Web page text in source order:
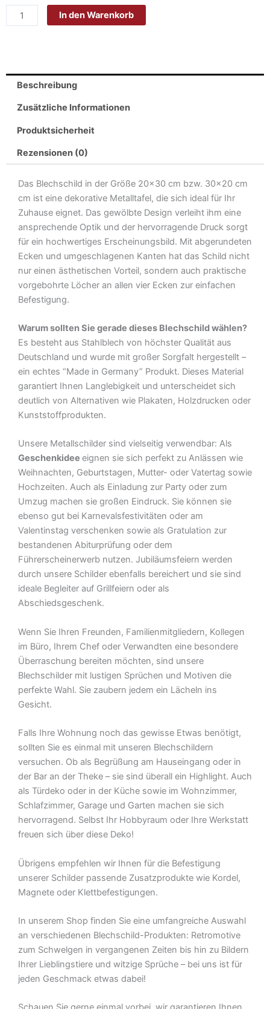
-
Spruch
Ossis
dich
vor
Strum
Menge
In den Warenkorb
Beschreibung
Zusätzliche Informationen
Produktsicherheit
Rezensionen (0)
Das Blechschild in der Größe 20×30 cm bzw. 30×20 cm
cm ist eine dekorative Metalltafel, die sich ideal für Ihr
Zuhause eignet. Das gewölbte Design verleiht ihm eine
ansprechende Optik und der hervorragende Druck sorgt
für ein hochwertiges Erscheinungsbild. Mit abgerundeten
Ecken und umgeschlagenen Kanten hat das Schild nicht
nur einen ästhetischen Vorteil, sondern auch praktische
vorgebohrte Löcher an allen vier Ecken zur einfachen
Befestigung.
Warum sollten Sie gerade dieses Blechschild wählen?
Es besteht aus Stahlblech von höchster Qualität aus
Deutschland und wurde mit großer Sorgfalt hergestellt –
ein echtes “Made in Germany” Produkt. Dieses Material
garantiert Ihnen Langlebigkeit und unterscheidet sich
deutlich von Alternativen wie Plakaten, Holzdrucken oder
Kunststoffprodukten.
Unsere Metallschilder sind vielseitig verwendbar: Als
Geschenkidee eignen sie sich perfekt zu Anlässen wie
Weihnachten, Geburtstagen, Mutter- oder Vatertag sowie
Hochzeiten. Auch als Einladung zur Party oder zum
Umzug machen sie großen Eindruck. Sie können sie
ebenso gut bei Karnevalsfestivitäten oder am
Valentinstag verschenken sowie als Gratulation zur
bestandenen Abiturprüfung oder dem
Führerscheinerwerb nutzen. Jubiläumsfeiern werden
durch unsere Schilder ebenfalls bereichert und sie sind
ideale Begleiter auf Grillfeiern oder als
Abschiedsgeschenk.
Wenn Sie Ihren Freunden, Familienmitgliedern, Kollegen
im Büro, Ihrem Chef oder Verwandten eine besondere
Überraschung bereiten möchten, sind unsere
Blechschilder mit lustigen Sprüchen und Motiven die
perfekte Wahl. Sie zaubern jedem ein Lächeln ins
Gesicht.
Falls Ihre Wohnung noch das gewisse Etwas benötigt,
sollten Sie es einmal mit unseren Blechschildern
versuchen. Ob als Begrüßung am Hauseingang oder in
der Bar an der Theke – sie sind überall ein Highlight. Auch
als Türdeko oder in der Küche sowie im Wohnzimmer,
Schlafzimmer, Garage und Garten machen sie sich
hervorragend. Selbst Ihr Hobbyraum oder Ihre Werkstatt
freuen sich über diese Deko!
Übrigens empfehlen wir Ihnen für die Befestigung
unserer Schilder passende Zusatzprodukte wie Kordel,
Magnete oder Klettbefestigungen.
In unserem Shop finden Sie eine umfangreiche Auswahl
an verschiedenen Blechschild-Produkten: Retromotive
zum Schwelgen in vergangenen Zeiten bis hin zu Bildern
Ihrer Lieblingstiere und witzige Sprüche – bei uns ist für
jeden Geschmack etwas dabei!